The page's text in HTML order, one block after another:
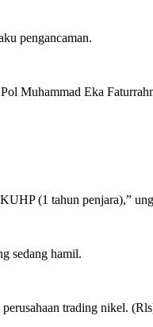
pengancaman.
Muhammad Eka
(1 tahun penjara),”
sedang hamil.
trading nikel.